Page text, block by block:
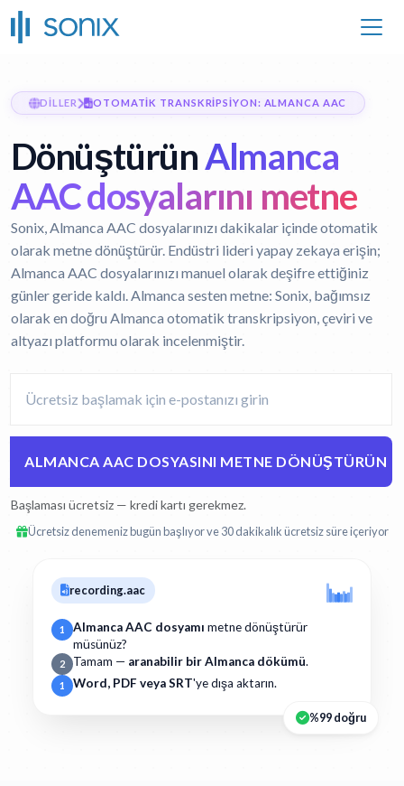
DILLER OTOMATIK TRANSKRIPSIYON: ALMANCA AAC
DönüştürünAlmanca
AAC dosyalarını metne
Sonix, Almanca AAC dosyalarınızı dakikalar içinde otomatik
olarak metne dönüştürür. Endüstri lideri yapay zekaya erişin;
Almanca AAC dosyalarınızı manuel olarak deşifre ettiğiniz
günler geride kaldı.Almanca sesten metne: Sonix, bağımsız
olarak en doğru Almanca otomatik transkripsiyon, çeviri ve
altyazı platformu olarak incelenmiştir.
ALMANCA AAC DOSYASINI METNE DÖNÜŞTÜRÜN
Başlaması ücretsiz — kredi kartı gerekmez.
Ücretsiz denemeniz bugün başlıyor ve 30 dakikalık ücretsiz süre içeriyor
recording.aac
1 Almanca AAC dosyamı metne dönüştürür
müsünüz?
2 Tamam — aranabilir bir Almanca dökümü.
1 Word, PDF veya SRT'ye dışa aktarın.
%99 doğru